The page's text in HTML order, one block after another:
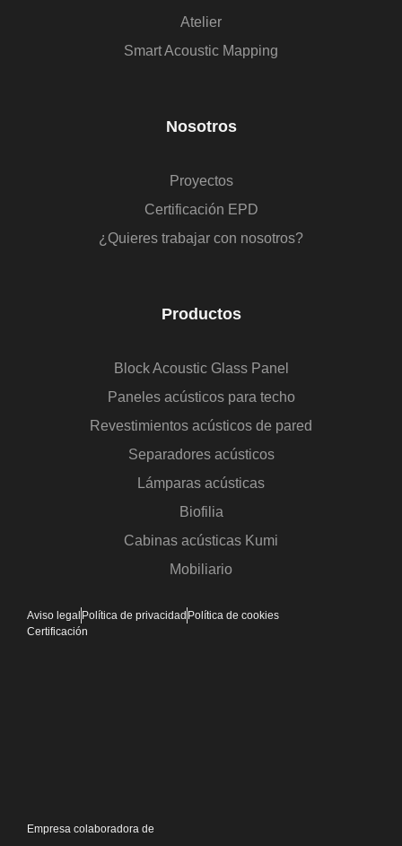
Atelier
Smart Acoustic Mapping
Nosotros
Proyectos
Certificación EPD
¿Quieres trabajar con nosotros?
Productos
Block Acoustic Glass Panel
Paneles acústicos para techo
Revestimientos acústicos de pared
Separadores acústicos
Lámparas acústicas
Biofilia
Cabinas acústicas Kumi
Mobiliario
Empresa colaboradora de
Aviso legal Política de privacidad Política de cookies
Certificación